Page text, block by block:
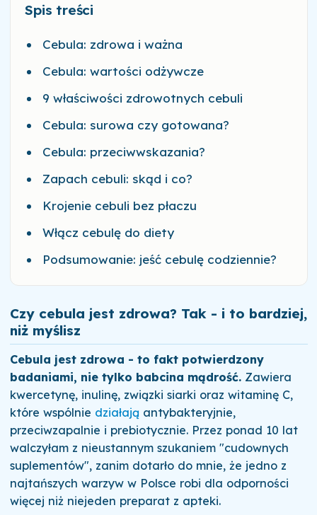
Spis treści
Cebula: zdrowa i ważna
Cebula: wartości odżywcze
9 właściwości zdrowotnych cebuli
Cebula: surowa czy gotowana?
Cebula: przeciwwskazania?
Zapach cebuli: skąd i co?
Krojenie cebuli bez płaczu
Włącz cebulę do diety
Podsumowanie: jeść cebulę codziennie?
Czy cebula jest zdrowa? Tak - i to bardziej,
niż myślisz
Cebula jest zdrowa - to fakt potwierdzony
badaniami, nie tylko babcina mądrość.Zawiera
kwercetynę, inulinę, związki siarki oraz witaminę C,
które wspólnie działają antybakteryjnie,
przeciwzapalnie i prebiotycznie. Przez ponad 10 lat
walczyłam z nieustannym szukaniem "cudownych
suplementów", zanim dotarło do mnie, że jedno z
najtańszych warzyw w Polsce robi dla odporności
więcej niż niejeden preparat z apteki.